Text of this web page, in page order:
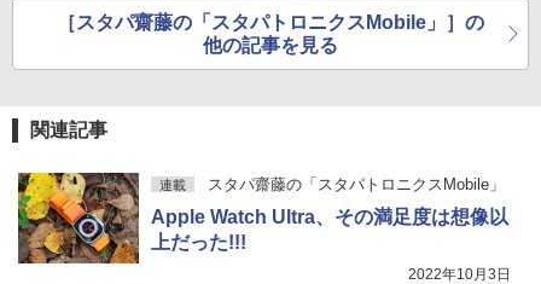
ーになった話
［スタパ齋藤の「スタパトロニクスMobile」］の
他の記事を見る
関連記事
連載 スタパ齋藤の「スタパトロニクスMobile」
Apple Watch Ultra、その満足度は想像以
上だった!!!
2022年10月3日